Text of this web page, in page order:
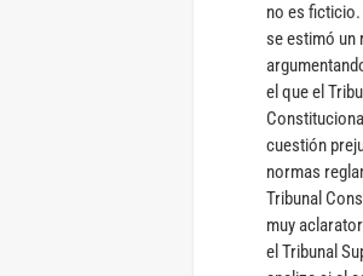
no es
se estimó un
el que el
cuestión
normas
Tribunal
muy
el Tribunal